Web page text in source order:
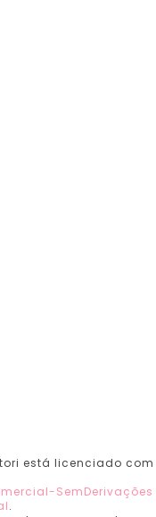
está licenciado com
SemDerivações
.